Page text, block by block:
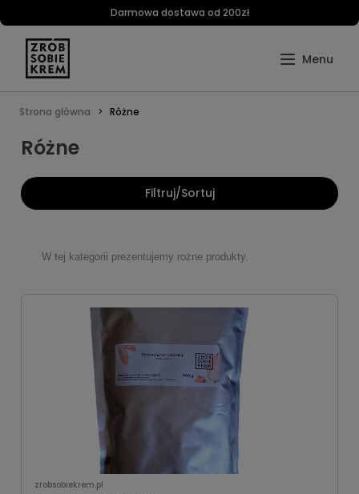
Darmowa dostawa od 200zł
Strona główna Różne
Różne
Filtruj/Sortuj
W tej kategorii prezentujemy rożne produkty.
zrobsobiekrem.pl